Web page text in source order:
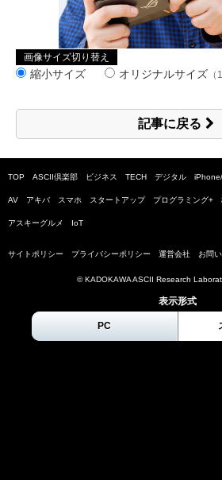
画像サイズ切り替え
縮小サイズ オリジナルサイズ
記事に戻る
TOP ASCII倶楽部 ビジネス TECH デジタル
AV アキバ スマホ スタートアップ プログラミング+
アスキーグルメ IoT
サイトポリシー プライバシーポリシー 運営会社 お問
© KADOKAWA ASCII Research
表示形式
PC